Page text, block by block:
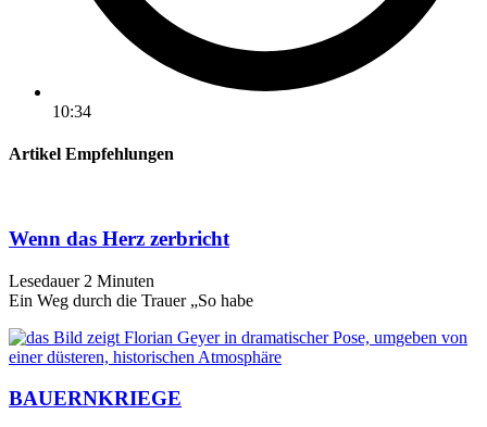
10:34
Artikel Empfehlungen
Wenn das Herz zerbricht
Lesedauer 2 Minuten
Ein Weg durch die Trauer „So habe
BAUERNKRIEGE